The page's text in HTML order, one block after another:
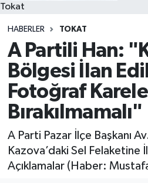
Tokat
HABERLER TOKAT
A Partili Han:
Bölgesi İlan
Fotoğraf
Bırakılmamalı"
A Parti Pazar İlçe Başkanı
Kazova’daki Sel Felaketine
Açıklamalar (Haber:
Tokat Spor
Eğitim
Ekonomi
Sağlık
Tokat Haber
Son Dakika Haberleri
Haber Arşivi